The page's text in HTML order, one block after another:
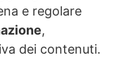
e regolare
,
dei contenuti.